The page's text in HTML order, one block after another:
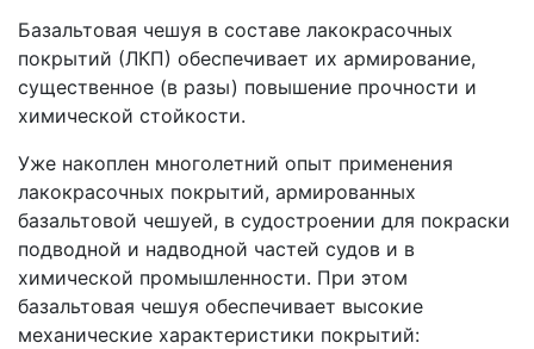
Базальтовая чешуя в составе лакокрасочных
покрытий (ЛКП) обеспечивает их армирование,
существенное (в разы) повышение прочности и
химической стойкости.
Уже накоплен многолетний опыт применения
лакокрасочных покрытий, армированных
базальтовой чешуей, в судостроении для покраски
подводной и надводной частей судов и в
химической промышленности. При этом
базальтовая чешуя обеспечивает высокие
механические характеристики покрытий: